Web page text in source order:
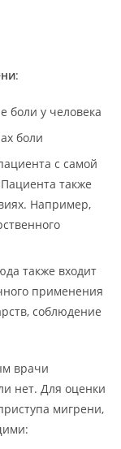
:
боли у человека
боли
с самой
также
Например,
также входит
применения
соблюдение
врачи
нет. Для оценки
мигрени,